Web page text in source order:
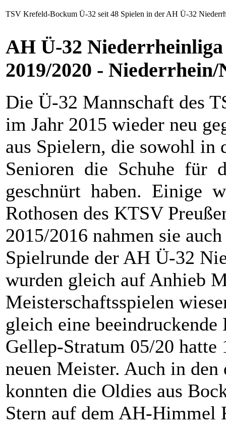
TSV Krefeld-Bockum Ü-32 seit 48 Spielen in der AH Ü-32
AH Ü-32
2019/2020 -
Die Ü-32 Mannschaft des
im Jahr 2015 wieder neu
aus Spielern, die sowohl
Senioren die Schuhe für
geschnürt haben. Einige
Rothosen des KTSV
2015/2016 nahmen sie
Spielrunde der AH Ü-32
wurden gleich auf Anhieb
Meisterschaftsspielen
gleich eine
Gellep-Stratum 05/20 hatte
neuen Meister. Auch in
konnten die Oldies aus
Stern auf dem AH-Himmel